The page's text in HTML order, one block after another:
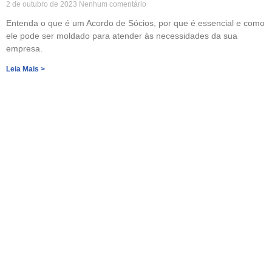
2 de outubro de 2023 Nenhum comentário
Entenda o que é um Acordo de Sócios, por que é essencial e como
ele pode ser moldado para atender às necessidades da sua
empresa.
Leia Mais >